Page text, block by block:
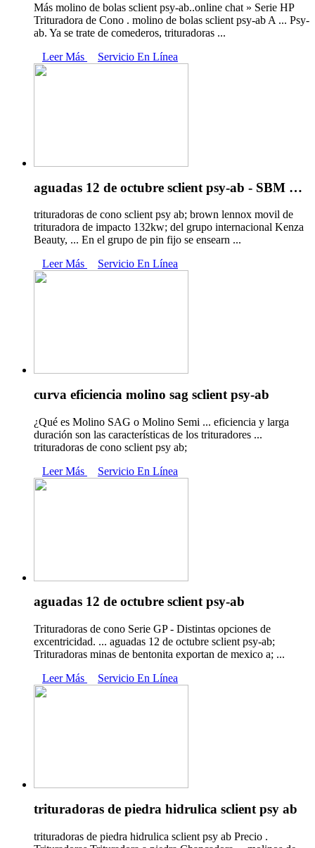
Más molino de bolas sclient psy-ab..online chat » Serie HP
Trituradora de Cono . molino de bolas sclient psy-ab A ... Psy-
ab. Ya se trate de comederos, trituradoras ...
Leer Más
Servicio En Línea
aguadas 12 de octubre sclient psy-ab - SBM …
trituradoras de cono sclient psy ab; brown lennox movil de
trituradora de impacto 132kw; del grupo internacional Kenza
Beauty, ... En el grupo de pin fijo se ensearn ...
Leer Más
Servicio En Línea
curva eficiencia molino sag sclient psy-ab
¿Qué es Molino SAG o Molino Semi ... eficiencia y larga
duración son las características de los trituradores ...
trituradoras de cono sclient psy ab;
Leer Más
Servicio En Línea
aguadas 12 de octubre sclient psy-ab
Trituradoras de cono Serie GP - Distintas opciones de
excentricidad. ... aguadas 12 de octubre sclient psy-ab;
Trituradoras minas de bentonita exportan de mexico a; ...
Leer Más
Servicio En Línea
trituradoras de piedra hidrulica sclient psy ab
trituradoras de piedra hidrulica sclient psy ab Precio .